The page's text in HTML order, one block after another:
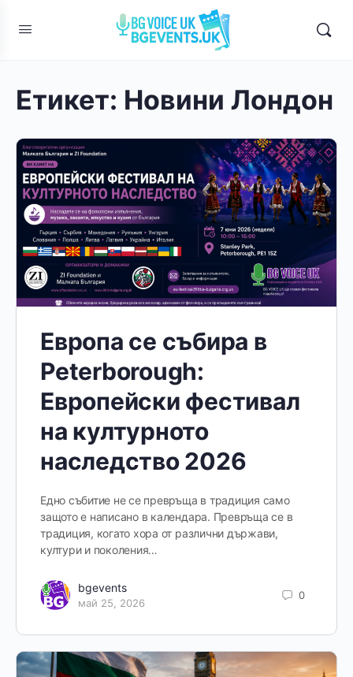
Етикет: Новини Лондон
Европа се събира в
Peterborough:
Европейски фестивал
на културното
наследство 2026
Едно събитие не се превръща в традиция само
защото е написано в календара. Превръща се в
традиция, когато хора от различни държави,
култури и поколения…
bgevents
май 25, 2026
0